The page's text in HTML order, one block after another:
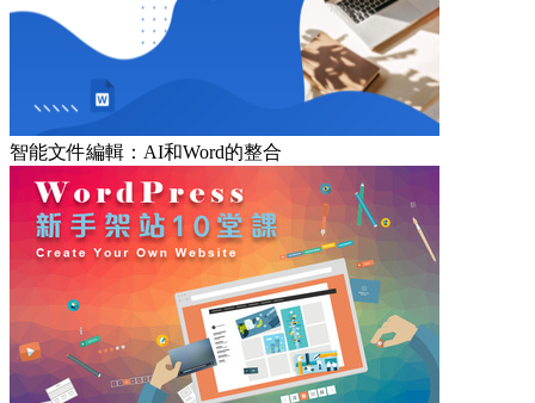
智能文件編輯：AI和Word的整合